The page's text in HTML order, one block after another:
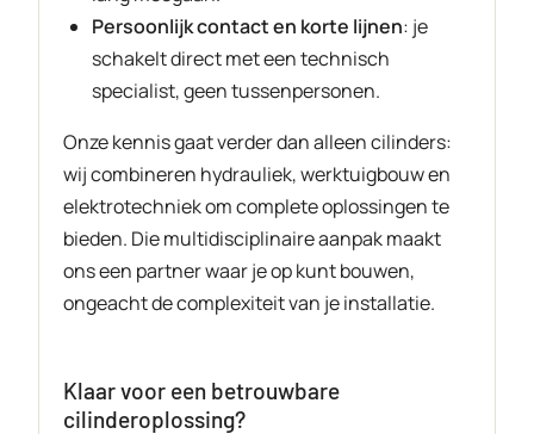
Persoonlijk contact en korte lijnen: je
schakelt direct met een technisch
specialist, geen tussenpersonen.
Onze kennis gaat verder dan alleen cilinders:
wij combineren hydrauliek, werktuigbouw en
elektrotechniek om complete oplossingen te
bieden. Die multidisciplinaire aanpak maakt
ons een partner waar je op kunt bouwen,
ongeacht de complexiteit van je installatie.
Klaar voor een betrouwbare
cilinderoplossing?